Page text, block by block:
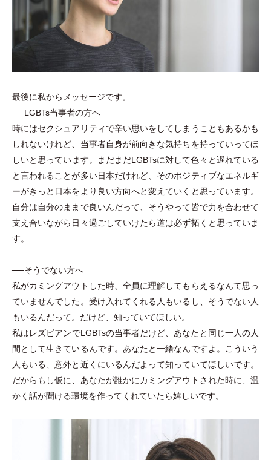
最後に私からメッセージです。
──LGBTs当事者の方へ
時にはセクシュアリティで辛い思いをしてしまうこともあるかも
しれないけれど、当事者自身が前向きな気持ちを持っていってほ
しいと思っています。まだまだLGBTsに対して色々と遅れている
と言われることが多い日本だけれど、そのポジティブなエネルギ
ーがきっと日本をより良い方向へと変えていくと思っています。
自分は自分のままで良いんだって、そうやって皆で力を合わせて
支え合いながら日々過ごしていけたら道は必ず拓くと思っていま
す。
──そうでない方へ
私がカミングアウトした時、全員に理解してもらえるなんて思っ
ていませんでした。受け入れてくれる人もいるし、そうでない人
もいるんだって。だけど、知っていてほしい。
私はレズビアンでLGBTsの当事者だけど、あなたと同じ一人の人
間として生きているんです。あなたと一緒なんですよ。こういう
人もいる、意外と近くにいるんだよって知っていてほしいです。
だからもし仮に、あなたが誰かにカミングアウトされた時に、温
かく話が聞ける環境を作ってくれていたら嬉しいです。